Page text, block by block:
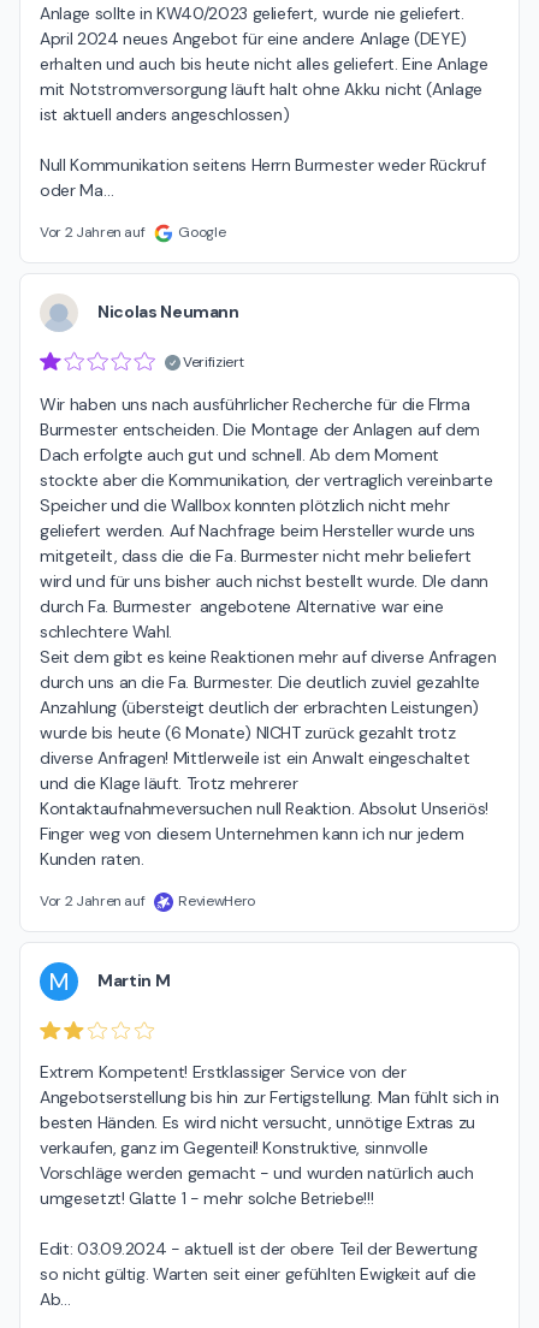
Anlage sollte in KW40/2023 geliefert, wurde nie geliefert.
April 2024 neues Angebot für eine andere Anlage (DEYE)
erhalten und auch bis heute nicht alles geliefert. Eine Anlage
mit Notstromversorgung läuft halt ohne Akku nicht (Anlage
ist aktuell anders angeschlossen)
Null Kommunikation seitens Herrn Burmester weder Rückruf
oder Ma…
Vor 2 Jahren auf Google
Nicolas Neumann
Verifiziert
Wir haben uns nach ausführlicher Recherche für die FIrma
Burmester entscheiden. Die Montage der Anlagen auf dem
Dach erfolgte auch gut und schnell. Ab dem Moment
stockte aber die Kommunikation, der vertraglich vereinbarte
Speicher und die Wallbox konnten plötzlich nicht mehr
geliefert werden. Auf Nachfrage beim Hersteller wurde uns
mitgeteilt, dass die die Fa. Burmester nicht mehr beliefert
wird und für uns bisher auch nichst bestellt wurde. DIe dann
durch Fa. Burmester  angebotene Alternative war eine
schlechtere Wahl.
Seit dem gibt es keine Reaktionen mehr auf diverse Anfragen
durch uns an die Fa. Burmester. Die deutlich zuviel gezahlte
Anzahlung (übersteigt deutlich der erbrachten Leistungen)
wurde bis heute (6 Monate) NICHT zurück gezahlt trotz
diverse Anfragen! Mittlerweile ist ein Anwalt eingeschaltet
und die Klage läuft. Trotz mehrerer
Kontaktaufnahmeversuchen null Reaktion. Absolut Unseriös!
Finger weg von diesem Unternehmen kann ich nur jedem
Kunden raten.
Vor 2 Jahren auf ReviewHero
M Martin M
Extrem Kompetent! Erstklassiger Service von der
Angebotserstellung bis hin zur Fertigstellung. Man fühlt sich in
besten Händen. Es wird nicht versucht, unnötige Extras zu
verkaufen, ganz im Gegenteil! Konstruktive, sinnvolle
Vorschläge werden gemacht - und wurden natürlich auch
umgesetzt! Glatte 1 - mehr solche Betriebe!!!
Edit: 03.09.2024 - aktuell ist der obere Teil der Bewertung
so nicht gültig. Warten seit einer gefühlten Ewigkeit auf die
Ab…